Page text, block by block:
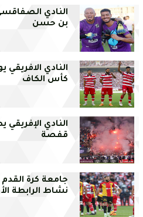
بن حسن
النادي الافريقي
كأس الكاف
النادي
قفصة
جامعة كرة
نشاط الرابطة